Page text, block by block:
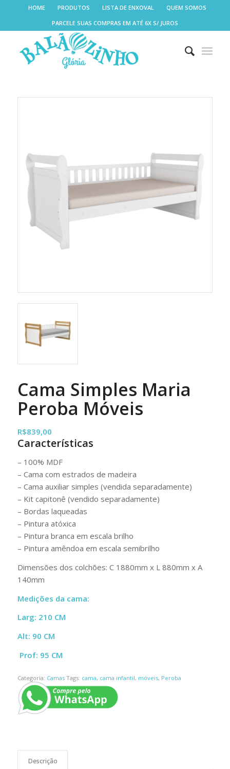
HOME PRODUTOS LISTA DE ENXOVAL
QUEM SOMOS
PARCELE SUAS COMPRAS EM ATÉ 6X S/ JUROS
Cama Simples Maria
Peroba Móveis
R$839,00
Características
– 100% MDF
– Cama com estrados de madeira
– Cama auxiliar simples (vendida separadamente)
– Kit capitonê (vendido separadamente)
– Bordas laqueadas
– Pintura atóxica
– Pintura branca em escala brilho
– Pintura amêndoa em escala semibrilho
Dimensões dos colchões: C 1880mm x L 880mm x A
140mm
Medições da cama:
Larg: 210 CM
Alt: 90 CM
Prof: 95 CM
Categoria: Camas Tags: cama, cama infantil, móveis, Peroba
Descrição